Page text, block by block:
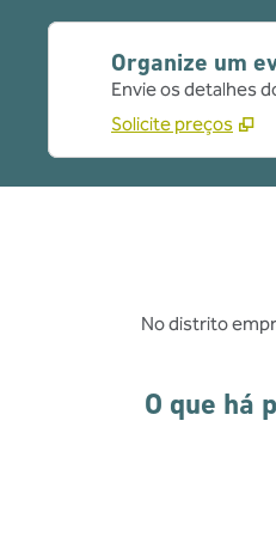
Organize um
Envie os detalhes
Solicite preços
No distrito
O que há